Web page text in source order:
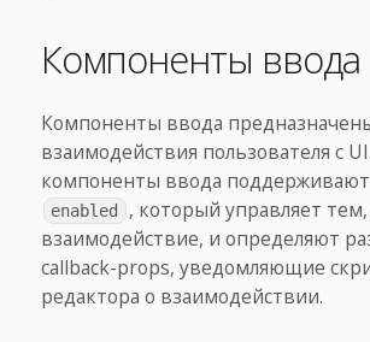
Компоненты ввода
Компоненты ввода
взаимодействия пользователя с
компоненты ввода
enabled
, который управляет
взаимодействие, и определяют
callback-props, уведомляющие
редактора о взаимодействии.